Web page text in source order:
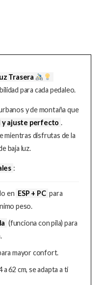
Trasera
para cada pedaleo.
y de montaña que
y ajuste perfecto .
mientras disfrutas de la
baja luz.
:
en ESP + PC para
peso.
(funciona con pila) para
mayor confort.
a 62 cm, se adapta a ti